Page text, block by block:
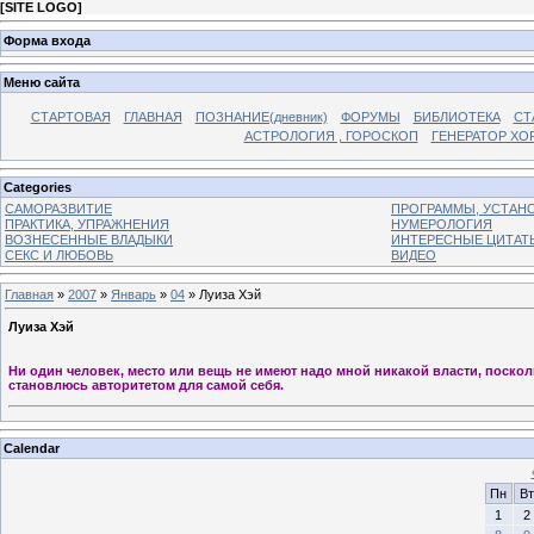
[SITE LOGO]
Форма входа
Меню сайта
СТАРТОВАЯ ГЛАВНАЯ ПОЗНАНИЕ(дневник) ФОРУМЫ БИБЛИОТЕКА
АСТРОЛОГИЯ , ГОРОСКОП
ГЕНЕРАТОР
Categories
САМОРАЗВИТИЕ
ПРОГРАММЫ,
ПРАКТИКА, УПРАЖНЕНИЯ
НУМЕРОЛОГИЯ
ВОЗНЕСЕННЫЕ ВЛАДЫКИ
ИНТЕРЕСНЫЕ
СЕКС И ЛЮБОВЬ
ВИДЕО
Главная » 2007 » Январь » 04 » Луиза Хэй
Луиза Хэй
Ни один человек, место или вещь не имеют надо мной никакой власти,
становлюсь авторитетом для самой себя.
Calendar
Пн
Вт
1
2